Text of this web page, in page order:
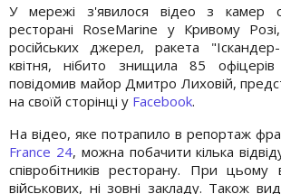
У мережі з'явилося відео з камер
ресторані RoseMarine у Кривому
російських джерел, ракета
квітня, нібито знищила 85
повідомив майор Дмитро Лиховій,
на своїй сторінці у Facebook.
На відео, яке потрапило в репортаж
France 24, можна побачити кілька
співробітників ресторану. При цьому
військових, ні зовні закладу. Також